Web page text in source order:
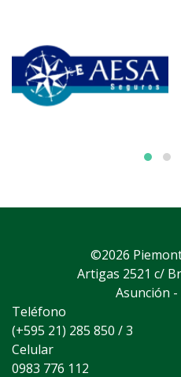
©2026
Artigas 2521 c/
Asunción
Teléfono
(+595 21) 285 850 / 3
Celular
0983 776 112